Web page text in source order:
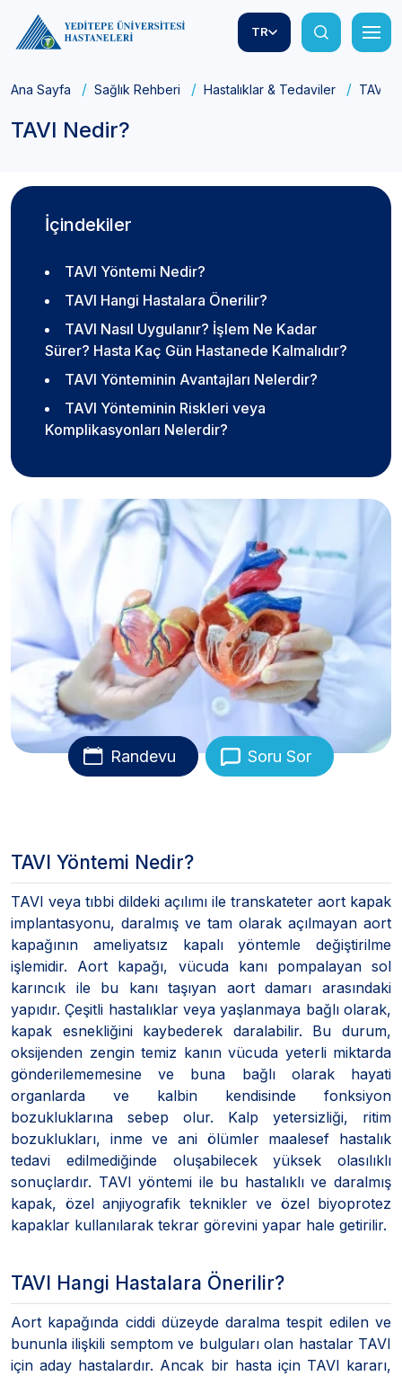
TR
Ana Sayfa Sağlık Rehberi Hastalıklar & Tedaviler TAVI
TAVI Nedir?
İçindekiler
TAVI Yöntemi Nedir?
TAVI Hangi Hastalara Önerilir?
TAVI Nasıl Uygulanır? İşlem Ne Kadar
Sürer? Hasta Kaç Gün Hastanede Kalmalıdır?
TAVI Yönteminin Avantajları Nelerdir?
TAVI Yönteminin Riskleri veya
Komplikasyonları Nelerdir?
Randevu Soru Sor
TAVI Yöntemi Nedir?
TAVI veya tıbbi dildeki açılımı ile transkateter aort kapak
implantasyonu, daralmış ve tam olarak açılmayan aort
kapağının ameliyatsız kapalı yöntemle değiştirilme
işlemidir. Aort kapağı, vücuda kanı pompalayan sol
karıncık ile bu kanı taşıyan aort damarı arasındaki
yapıdır. Çeşitli hastalıklar veya yaşlanmaya bağlı olarak,
kapak esnekliğini kaybederek daralabilir. Bu durum,
oksijenden zengin temiz kanın vücuda yeterli miktarda
gönderilememesine ve buna bağlı olarak hayati
organlarda ve kalbin kendisinde fonksiyon
bozukluklarına sebep olur. Kalp yetersizliği, ritim
bozuklukları, inme ve ani ölümler maalesef hastalık
tedavi edilmediğinde oluşabilecek yüksek olasılıklı
sonuçlardır. TAVI yöntemi ile bu hastalıklı ve daralmış
kapak, özel anjiyografik teknikler ve özel biyoprotez
kapaklar kullanılarak tekrar görevini yapar hale getirilir.
TAVI Hangi Hastalara Önerilir?
Aort kapağında ciddi düzeyde daralma tespit edilen ve
bununla ilişkili semptom ve bulguları olan hastalar TAVI
için aday hastalardır. Ancak bir hasta için TAVI kararı,